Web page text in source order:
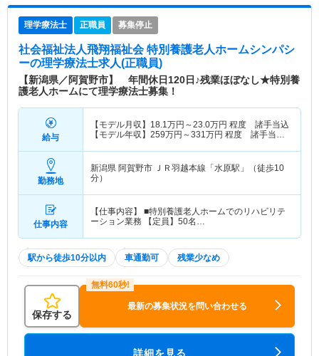
理学療法士 正職員 募集停止
社会福祉法人飛翔福祉会 特別養護老人ホームシンパシ
ーの理学療法士求人(正職員)
【新潟県／阿賀野市】 年間休日120日♪残業ほぼなし★特別養
護老人ホームにて理学療法士募集！
給与
【モデル月収】 18.1万円～23.0万円 程度 諸手当込
【モデル年収】 259万円～331万円 程度 諸手当・
勤務地
新潟県 阿賀野市 ＪＲ羽越本線「水原駅」（徒歩10
分）
仕事内容
【仕事内容】 ■特別養護老人ホームでのリハビリテ
ーション業務 【定員】50名…
駅から徒歩10分以内 車通勤可 残業少なめ
保存する
最新の募集状況を問い合わせる
詳細を見る